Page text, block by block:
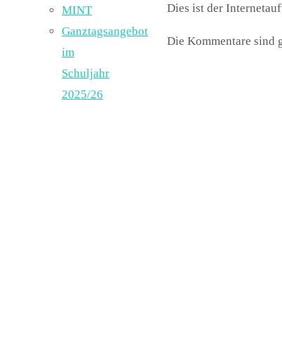
Dies ist der
Die Kommentare sind
MINT
Ganztagsangebot
im
Schuljahr
2025/26